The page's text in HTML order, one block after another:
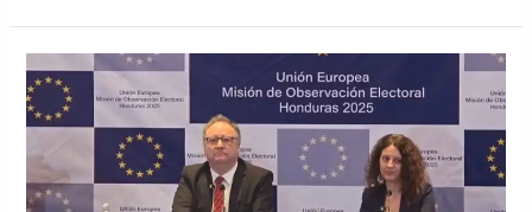
Graves
violaciones
e
intimidaciones
se